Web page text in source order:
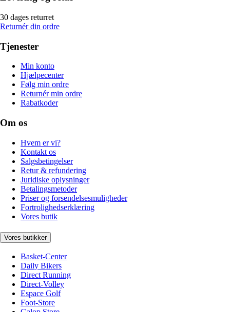
30 dages returret
Returnér din ordre
Tjenester
Min konto
Hjælpecenter
Følg min ordre
Returnér min ordre
Rabatkoder
Om os
Hvem er vi?
Kontakt os
Salgsbetingelser
Retur & refundering
Juridiske oplysninger
Betalingsmetoder
Priser og forsendelsesmuligheder
Fortrolighedserklæring
Vores butik
Vores butikker
Basket-Center
Daily Bikers
Direct Running
Direct-Volley
Espace Golf
Foot-Store